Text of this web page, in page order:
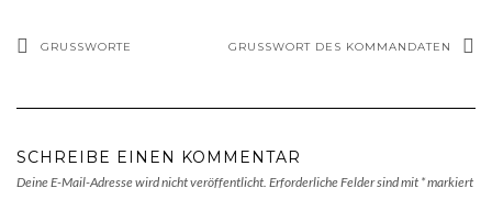
GRUSSWORTE GRUSSWORT DES KOMMANDATEN
SCHREIBE EINEN KOMMENTAR
Deine E-Mail-Adresse wird nicht veröffentlicht. Erforderliche Felder sind mit *markiert